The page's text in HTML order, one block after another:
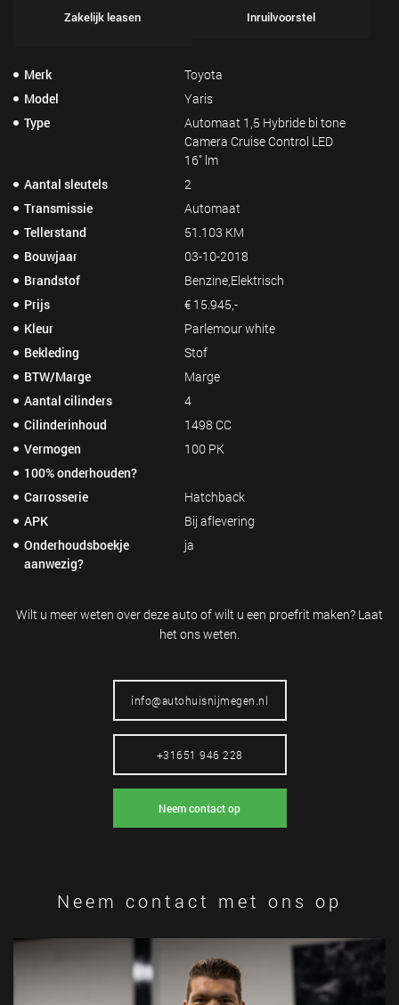
Zakelijk leasen Inruilvoorstel
Merk
Toyota
Model
Yaris
Type
Automaat 1,5 Hybride bi tone
Camera Cruise Control LED
16" lm
Aantal sleutels
2
Transmissie
Automaat
Tellerstand
51.103 KM
Bouwjaar
03-10-2018
Brandstof
Benzine,Elektrisch
Prijs
€ 15.945,-
Kleur
Parlemour white
Bekleding
Stof
BTW/Marge
Marge
Aantal cilinders
4
Cilinderinhoud
1498 CC
Vermogen
100 PK
100% onderhouden?
Carrosserie
Hatchback
APK
Bij aflevering
Onderhoudsboekje
aanwezig?
ja
Wilt u meer weten over deze auto of wilt u een proefrit maken? Laat
het ons weten.
info@autohuisnijmegen.nl
+31651 946 228
Neem contact op
Neem contact met ons op